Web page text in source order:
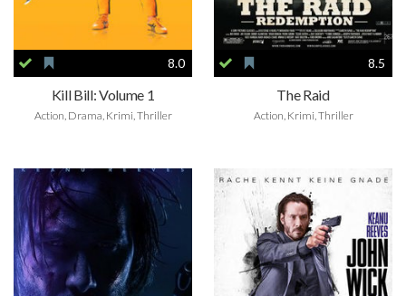
8.0
Kill Bill: Volume 1
Action, Drama, Krimi, Thriller
8.5
The Raid
Action, Krimi, Thriller